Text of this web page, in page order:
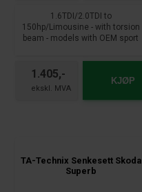
1.6TDI/2.0TDI to
150hp/Limousine - with torsion
beam - models with OEM sport
lowering correspondingly less
of 15 mm
1.405,- KJØP
TA-Technix Senkesett Skoda
Superb